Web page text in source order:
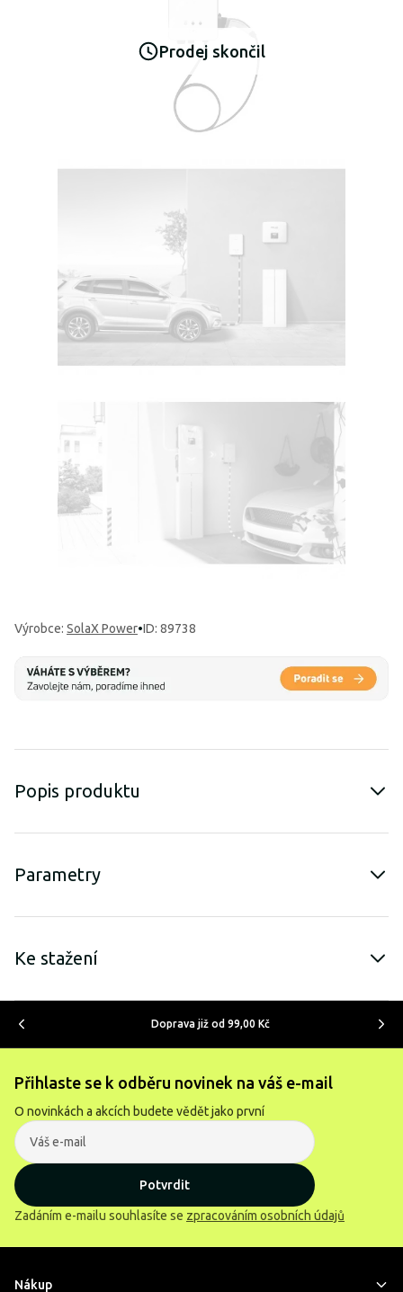
Prodej skončil
Výrobce: SolaX Power•ID: 89738
Popis produktu
Parametry
Ke stažení
Doprava již od 99,00 Kč
Přihlaste se k odběru novinek na váš e-mail
O novinkách a akcích budete vědět jako první
Potvrdit
Zadáním e-mailu souhlasíte se zpracováním osobních údajů
Nákup